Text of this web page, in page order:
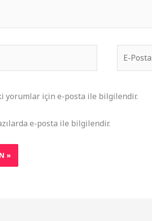
Posta*
yorumlar için e-posta ile bilgilendir.
e-posta ile bilgilendir.